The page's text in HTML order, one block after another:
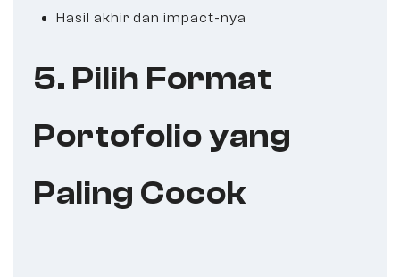
Hasil akhir dan impact-nya
5. Pilih Format
Portofolio yang
Paling Cocok